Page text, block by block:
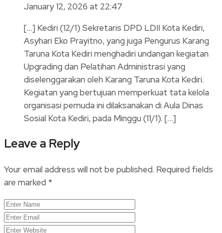
January 12, 2026 at 22:47
[…] Kediri (12/1) Sekretaris DPD LDII Kota Kediri,
Asyhari Eko Prayitno, yang juga Pengurus Karang
Taruna Kota Kediri menghadiri undangan kegiatan
Upgrading dan Pelatihan Administrasi yang
diselenggarakan oleh Karang Taruna Kota Kediri.
Kegiatan yang bertujuan memperkuat tata kelola
organisasi pemuda ini dilaksanakan di Aula Dinas
Sosial Kota Kediri, pada Minggu (11/1). […]
Leave a Reply
Your email address will not be published. Required fields
are marked *